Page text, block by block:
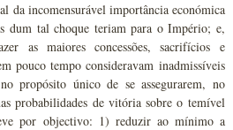
da incomensurável importância económica
dum tal choque teriam para o Império; e,
as maiores concessões, sacrifícios e
pouco tempo consideravam inadmissíveis
propósito único de se assegurarem, no
probabilidades de vitória sobre o temível
por objectivo: 1) reduzir ao mínimo a